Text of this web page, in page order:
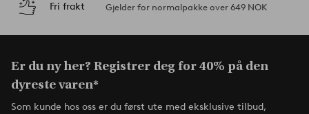
Fri frakt Gjelder for normalpakke over 649 NOK
Er du ny her? Registrer deg for 40% på den
dyreste varen*
Som kunde hos oss er du først ute med eksklusive tilbud,